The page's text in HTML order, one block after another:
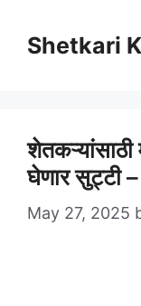
content
Shetkari
घेणार सुट्टी
May 27, 2025